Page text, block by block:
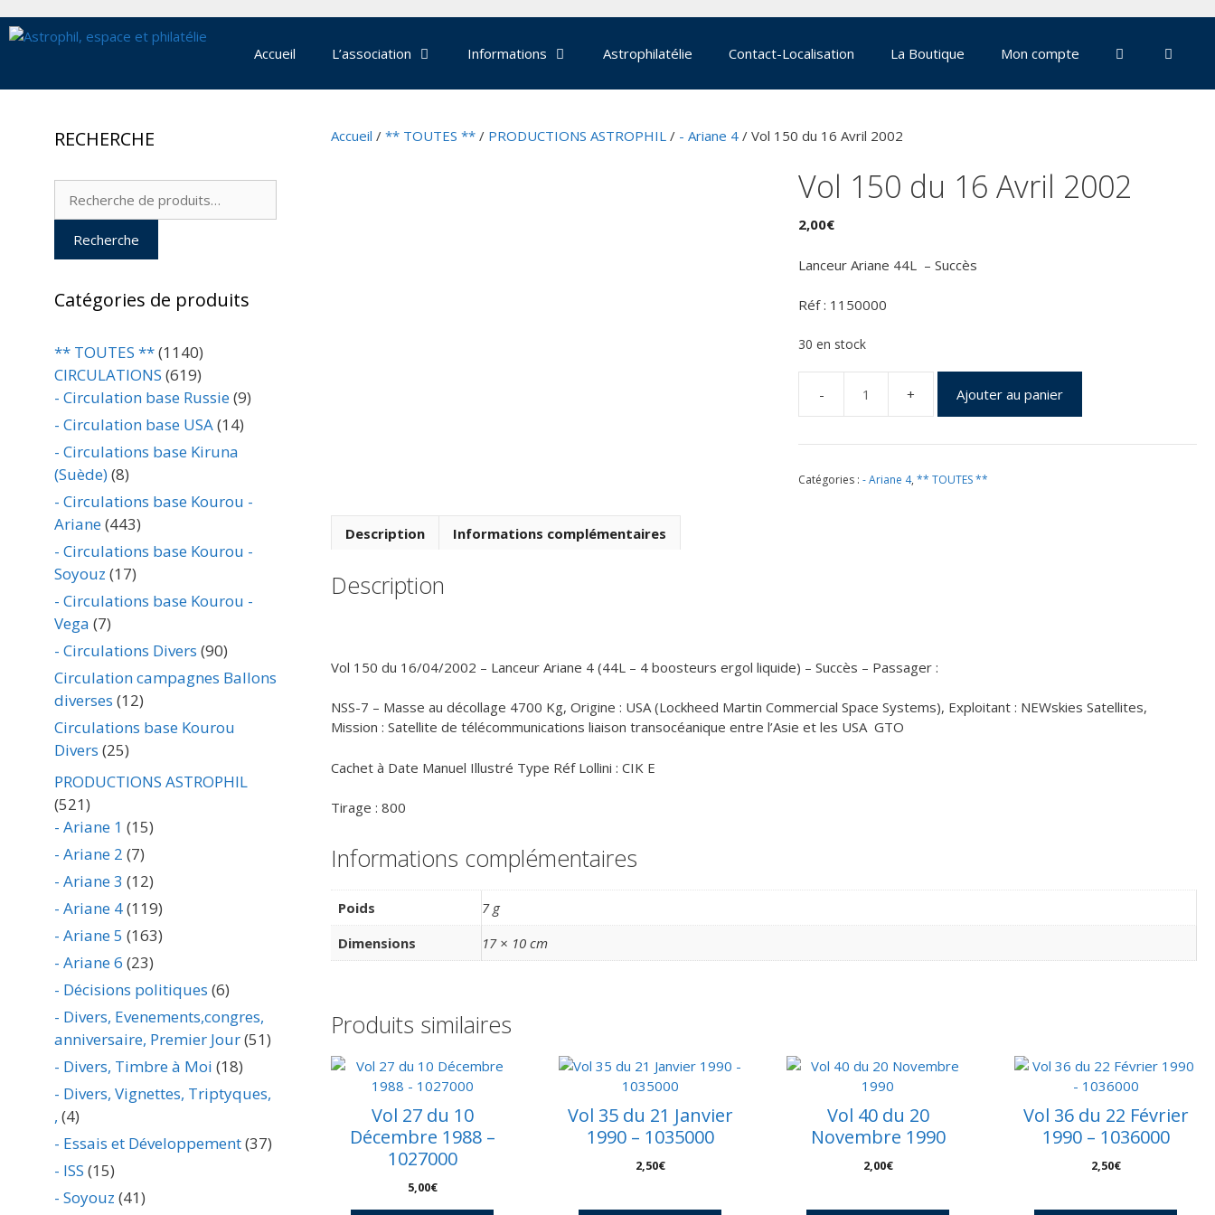
au
Accueil L’association Informations Astrophilatélie Contact-Localisation La Boutique Mon compte
Accueil / ** TOUTES ** / PRODUCTIONS ASTROPHIL / - Ariane 4 / Vol 150 du 16 Avril 2002
Vol 150 du 16 Avril 2002
2,00€
Lanceur Ariane 44L – Succès
Réf : 1150000
30 en stock
quantité
de
Vol
du
Ajouter au panier
Catégories :- Ariane 4,** TOUTES **
Description Informations complémentaires
Description
Vol 150 du 16/04/2002 – Lanceur Ariane 4 (44L – 4 boosteurs ergol liquide) – Succès – Passager :
NSS-7 – Masse au décollage 4700 Kg, Origine : USA (Lockheed Martin Commercial Space Systems), Exploitant : NEWskies Satellites,
Mission : Satellite de télécommunications liaison transocéanique entre l’Asie et les USA GTO
Cachet à Date Manuel Illustré Type Réf Lollini : CIK E
Tirage : 800
Informations complémentaires
Poids
7 g
Dimensions
17 × 10 cm
Produits similaires
Vol 27 du 10
Décembre 1988 –
1027000
5,00€
Vol 35 du 21 Janvier
1990 – 1035000
2,50€
Vol 40 du 20
Novembre 1990
2,00€
Vol 36 du 22 Février
1990 – 1036000
2,50€
RECHERCHE
Recherche
Recherche
Catégories de produits
** TOUTES **(1140)
CIRCULATIONS (619)
- Circulation base Russie(9)
- Circulation base USA(14)
- Circulations base Kiruna
(Suède)(8)
- Circulations base Kourou -
Ariane(443)
- Circulations base Kourou -
Soyouz (17)
- Circulations base Kourou -
Vega (7)
- Circulations Divers (90)
Circulation campagnes Ballons
diverses (12)
Circulations base Kourou
Divers (25)
PRODUCTIONS ASTROPHIL
(521)
- Ariane 1 (15)
- Ariane 2 (7)
- Ariane 3 (12)
- Ariane 4(119)
- Ariane 5 (163)
- Ariane 6 (23)
- Décisions politiques (6)
- Divers, Evenements,congres,
anniversaire, Premier Jour(51)
- Divers, Timbre à Moi (18)
- Divers, Vignettes, Triptyques,
, (4)
- Essais et Développement(37)
- ISS (15)
- Soyouz (41)